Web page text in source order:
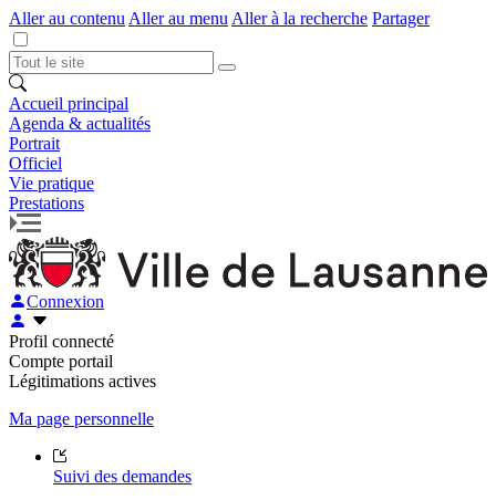
Aller au contenu Aller au menu Aller à la recherche Partager
Accueil principal
Agenda & actualités
Portrait
Officiel
Vie pratique
Prestations
Connexion
Profil connecté
Compte portail
Légitimations actives
Ma page personnelle
Suivi des demandes